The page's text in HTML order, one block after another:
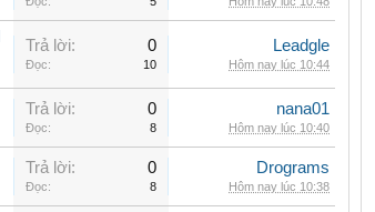
Trả lời: 0
Đọc: 10
Leadgle
Hôm nay lúc 10:44
Trả lời: 0
Đọc: 8
nana01
Hôm nay lúc 10:40
Trả lời: 0
Đọc: 8
Drograms
Hôm nay lúc 10:38